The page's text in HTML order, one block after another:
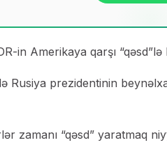
in Amerikaya qarşı “qəsd”lə
Rusiya prezidentinin
zamanı “qəsd” yaratmaq